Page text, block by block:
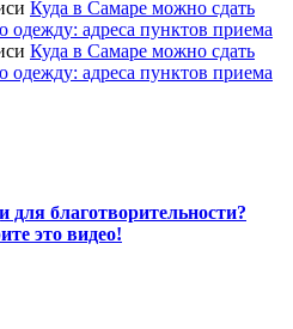
Куда в Самаре можно сдать
адреса пунктов приема
Куда в Самаре можно сдать
адреса пунктов приема
для благотворительности?
это видео!